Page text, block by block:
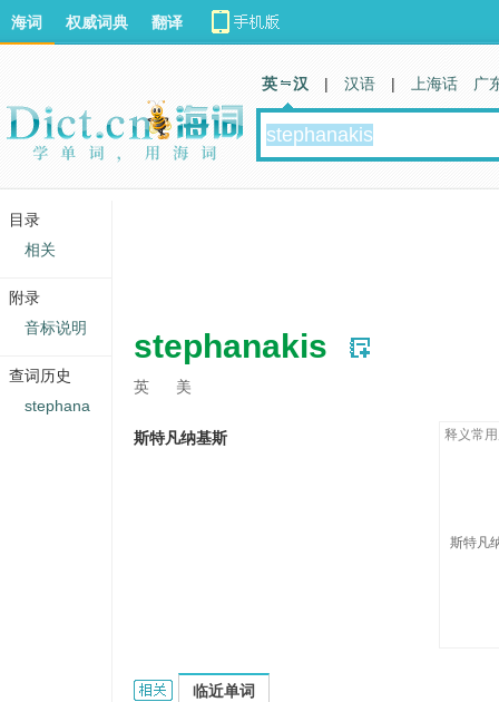
stephanakis
英 美
斯特凡纳基斯 释义常
斯特凡
Stephanakis的相关资料：
临近单词
海词 权威词典 翻译
英 汉 | 汉语 | 上海话 广
目录
相关
附录
音标说明
查词历史
stephana